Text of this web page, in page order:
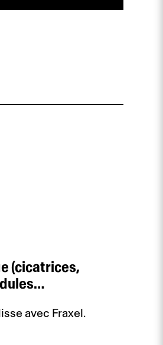
(cicatrices,
avec Fraxel.